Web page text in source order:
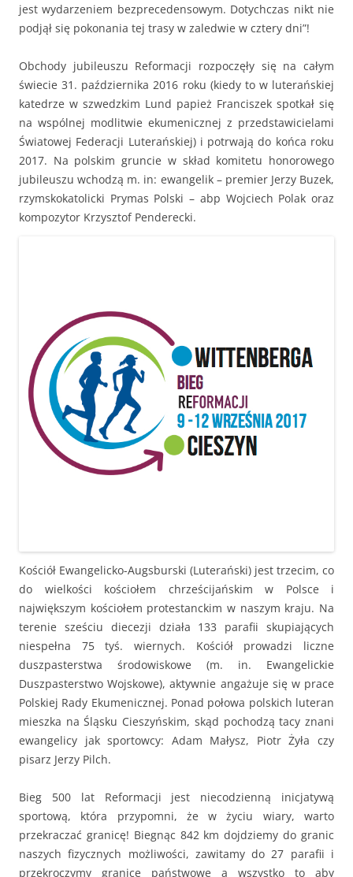
jest wydarzeniem bezprecedensowym. Dotychczas nikt nie
podjął się pokonania tej trasy w zaledwie w cztery dni”!
Obchody jubileuszu Reformacji rozpoczęły się na całym
świecie 31. października 2016 roku (kiedy to w luterańskiej
katedrze w szwedzkim Lund papież Franciszek spotkał się
na wspólnej modlitwie ekumenicznej z przedstawicielami
Światowej Federacji Luterańskiej) i potrwają do końca roku
2017. Na polskim gruncie w skład komitetu honorowego
jubileuszu wchodzą m. in: ewangelik – premier Jerzy Buzek,
rzymskokatolicki Prymas Polski – abp Wojciech Polak oraz
kompozytor Krzysztof Penderecki.
Kościół Ewangelicko-Augsburski (Luterański) jest trzecim, co
do wielkości kościołem chrześcijańskim w Polsce i
największym kościołem protestanckim w naszym kraju. Na
terenie sześciu diecezji działa 133 parafii skupiających
niespełna 75 tyś. wiernych. Kościół prowadzi liczne
duszpasterstwa środowiskowe (m. in. Ewangelickie
Duszpasterstwo Wojskowe), aktywnie angażuje się w prace
Polskiej Rady Ekumenicznej. Ponad połowa polskich luteran
mieszka na Śląsku Cieszyńskim, skąd pochodzą tacy znani
ewangelicy jak sportowcy: Adam Małysz, Piotr Żyła czy
pisarz Jerzy Pilch.
Bieg 500 lat Reformacji jest niecodzienną inicjatywą
sportową, która przypomni, że w życiu wiary, warto
przekraczać granicę! Biegnąc 842 km dojdziemy do granic
naszych fizycznych możliwości, zawitamy do 27 parafii i
przekroczymy granice państwowe a wszystko to aby